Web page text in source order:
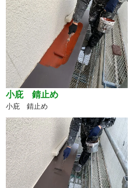
小庇 錆止め
小庇 錆止め